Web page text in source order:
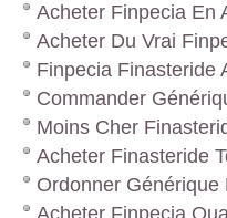
Acheter Finpecia En
Acheter Du Vrai
Finpecia Finasteride
Commander
Moins Cher
Acheter Finasteride
Ordonner Générique
Acheter Finpecia